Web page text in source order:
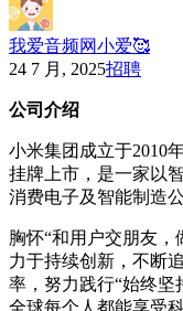
我爱音频网小爱🥰
24 7 月, 2025招聘
公司介绍
小米集团成立于2010
挂牌上市，是一家以
消费电子及智能制造公
胸怀“和用户交朋友
力于持续创新，不断
率，努力践行“始终
全球每个人都能享受